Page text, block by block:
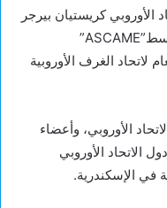
الأوروبي كريستيان بيرجر
مع رئيس اتحاد غرف البحر الأبيض المتوسط”ASCAME”
لاتحاد الغرف الأوروبية
الأوروبي، وأعضاء
الاتحاد الأوروبي
في الإسكندرية.